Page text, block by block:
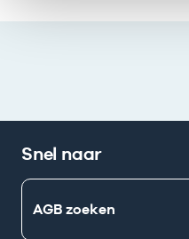
Snel naar
AGB zoeken